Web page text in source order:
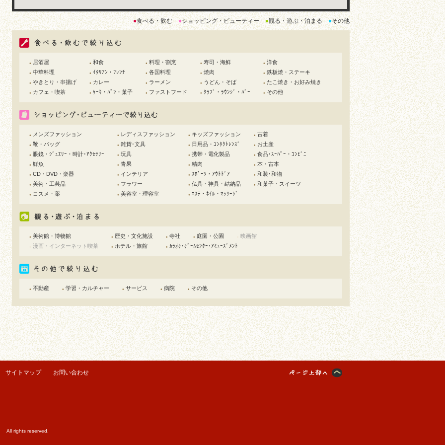
●食べる・飲む●ショッピング・ビューティー●観る・遊ぶ・泊まる●その他
● 居酒屋
● 中華料理
● やきとり・串揚げ
● カフェ・喫茶
● 和食
● ｲﾀﾘｱﾝ・ﾌﾚﾝﾁ
● カレー
● ｹｰｷ・ﾊﾟﾝ・菓子
● 料理・割烹
● 各国料理
● ラーメン
● ファストフード
● 寿司・海鮮
● 焼肉
● うどん・そば
● ｸﾗﾌﾞ・ﾗｳﾝｼﾞ・ﾊﾞｰ
● 洋食
● 鉄板焼・ステーキ
● たこ焼き・お好み焼き
● その他
● メンズファッション
● 靴・バッグ
● 眼鏡・ｼﾞｭｴﾘｰ・時計･ｱｸｾｻﾘｰ
● 鮮魚
● CD・DVD・楽器
● 美術・工芸品
● コスメ・薬
● レディスファッション
● 雑貨･文具
● 玩具
● 青果
● インテリア
● フラワー
● 美容室・理容室
● キッズファッション
● 日用品・ｺﾝﾀｸﾄﾚﾝｽﾞ
● 携帯・電化製品
● 精肉
● ｽﾎﾟｰﾂ・ｱｳﾄﾄﾞｱ
● 仏具・神具・結納品
● ｴｽﾃ・ﾈｲﾙ・ﾏｯｻｰｼﾞ
● 古着
● お土産
● 食品･ｽｰﾊﾟｰ・ｺﾝﾋﾞﾆ
● 本・古本
● 和装･和物
● 和菓子・スイーツ
● 美術館・博物館
漫画・インターネット喫茶
● 歴史・文化施設
● ホテル・旅館
● 寺社 ● 庭園・公園 映画館
● ｶﾗｵｹ･ｹﾞｰﾑｾﾝﾀｰ･ｱﾐｭｰｽﾞﾒﾝﾄ
● 不動産 ● 学習・カルチャー ● サービス ● 病院 ● その他
サイトマップ お問い合わせ
All rights reserved.